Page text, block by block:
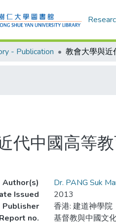
- Publication
代中國高等
Author(s)
Dr. PANG Suk
Issued
2013
Publisher
香港: 建道神學院
no.
基督教與中國文